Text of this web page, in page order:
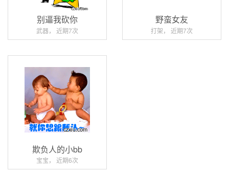
别逼我砍你
武器， 近期7次
野蛮女友
打架， 近期7次
欺负人的小bb
宝宝， 近期6次